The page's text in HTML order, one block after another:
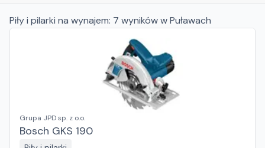
Piły i pilarki na wynajem: 7 wynikóww Puławach
Grupa JPD sp. z o.o.
Bosch GKS 190